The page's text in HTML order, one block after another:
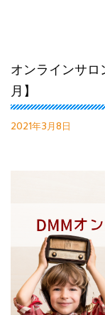
オンラインサロ
月】
2021年3月8日